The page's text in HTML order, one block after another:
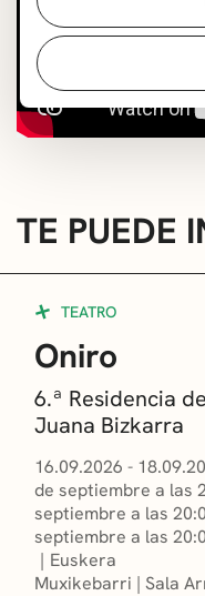
TE PUEDE
TEATRO
Oniro
6.ª Residencia
Juana Bizkarra
16.09.2026 -
de septiembre a las
septiembre a las
septiembre a las
Euskera
Muxikebarri | Sala